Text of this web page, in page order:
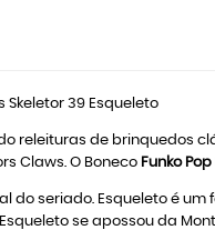
Skeletor 39 Esqueleto
releituras de brinquedos
Claws. O Boneco Funko
do seriado. Esqueleto é
se apossou da